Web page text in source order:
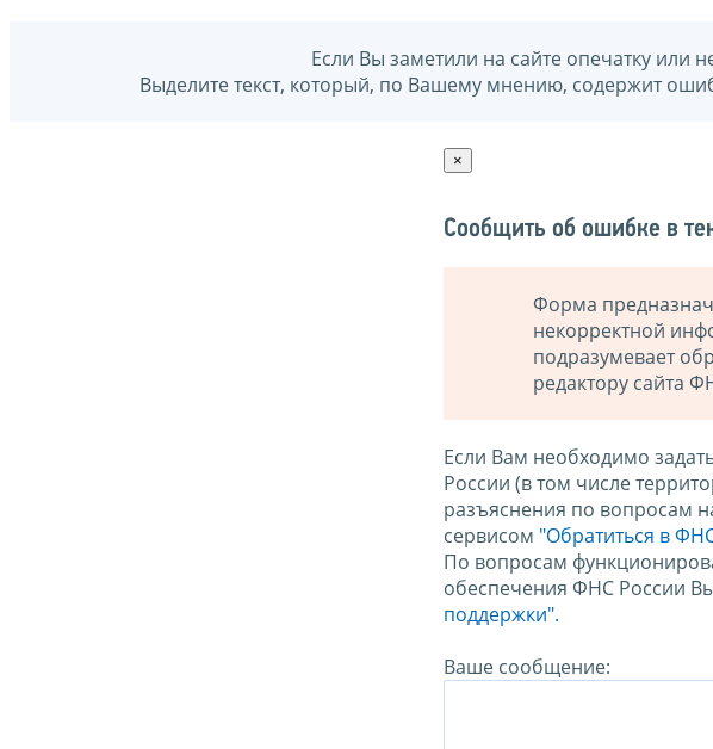
Если Вы заметили на сайте опечатку или
Выделите текст, который, по Вашему мнению, содержит
×
Сообщить об ошибке в
Форма
некорректной
подразумевает
редактору сайта
Если Вам необходимо
России (в том числе
разъяснения по вопросам
сервисом "Обратиться в
По вопросам
обеспечения ФНС России
поддержки".
Ваше сообщение: